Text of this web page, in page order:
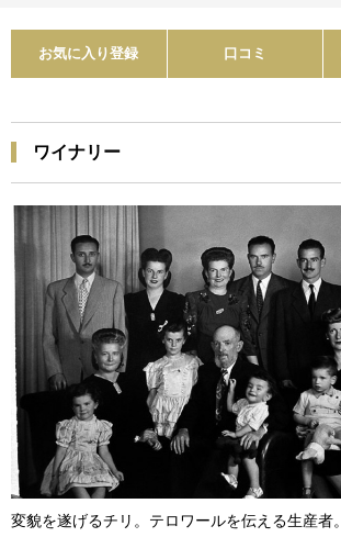
お気に入り登録 口コミ
ワイナリー
変貌を遂げるチリ。テロワールを伝える生産者。